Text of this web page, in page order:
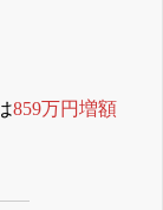
859万円増額